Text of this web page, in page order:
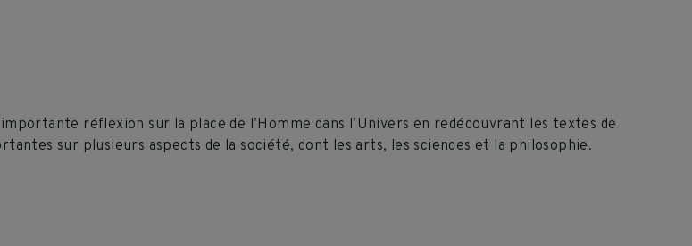
réflexion sur la place de l’Homme dans l’Univers en redécouvrant les textes de
sur plusieurs aspects de la société, dont les arts, les sciences et la philosophie.